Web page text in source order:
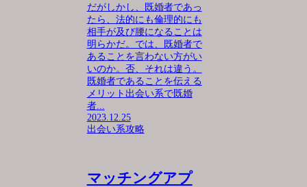
だがしかし、既婚者であっ
たら、法的にも倫理的にも
相手が及び腰になることは
明らかだ。では、既婚者で
あることを言わない方がい
いのか。否、それは違う。
既婚者であることを伝える
メリット出会い系で既婚
者...
2023.12.25
出会い系攻略
マッチングアプ